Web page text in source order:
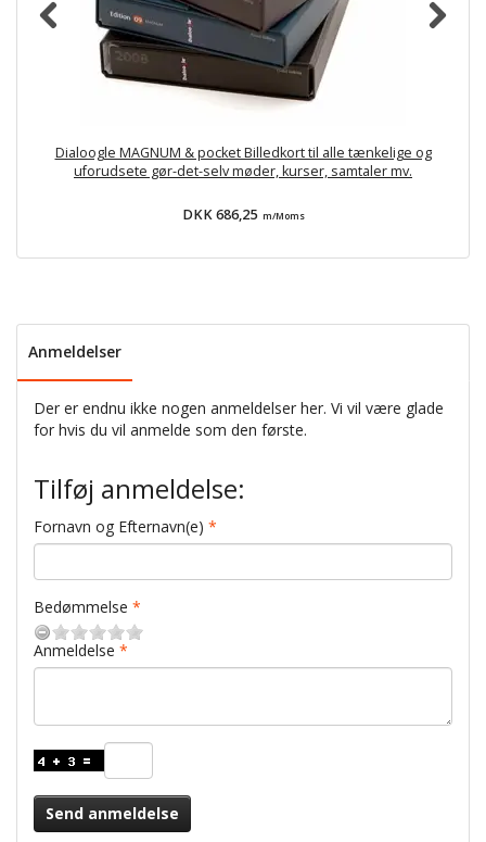
Dialoogle MAGNUM & pocket Billedkort til alle tænkelige og
uforudsete gør-det-selv møder, kurser, samtaler mv.
DKK 686,25 m/Moms
Anmeldelser
Der er endnu ikke nogen anmeldelser her. Vi vil være glade
for hvis du vil anmelde som den første.
Tilføj anmeldelse:
Fornavn og Efternavn(e)
Bedømmelse
Anmeldelse
Send anmeldelse